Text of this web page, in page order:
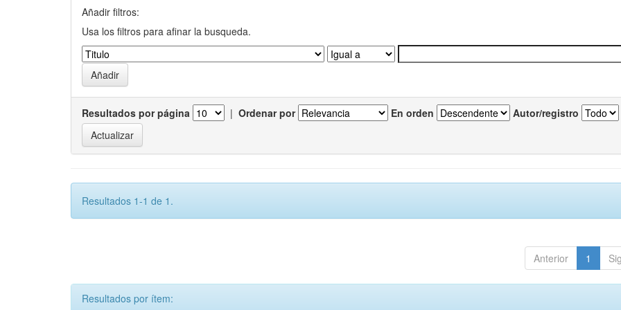
Añadir filtros:
Usa los filtros para afinar la busqueda.
Resultados por página | Ordenar por En orden Autor/registro
Resultados 1-1 de 1.
Anterior 1
Resultados por ítem: